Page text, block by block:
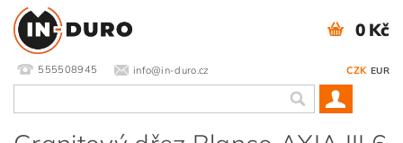
555508945 info@in-duro.cz CZK EUR
0 Kč